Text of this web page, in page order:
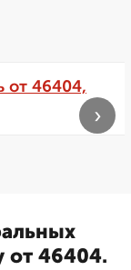
от 46404,
›
от 46404.